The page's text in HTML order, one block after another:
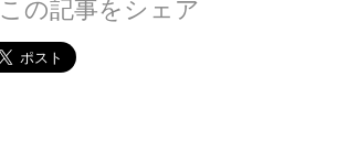
この記事をシェア